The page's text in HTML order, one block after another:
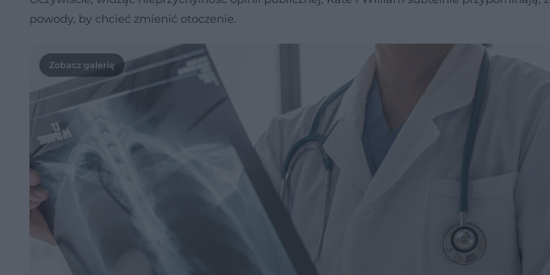
powody, by chcieć zmienić otoczenie.